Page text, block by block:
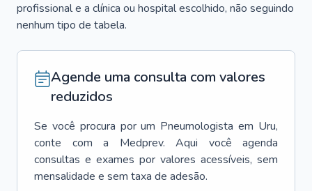
profissional e a clínica ou hospital escolhido, não seguindo
nenhum tipo de tabela.
Agende uma consulta com valores
reduzidos
Se você procura por um Pneumologista em Uru,
conte com a Medprev. Aqui você agenda
consultas e exames por valores acessíveis, sem
mensalidade e sem taxa de adesão.